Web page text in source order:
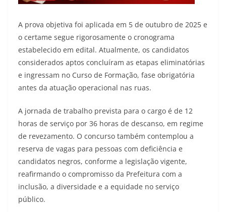
A prova objetiva foi aplicada em 5 de outubro de 2025 e
o certame segue rigorosamente o cronograma
estabelecido em edital. Atualmente, os candidatos
considerados aptos concluíram as etapas eliminatórias
e ingressam no Curso de Formação, fase obrigatória
antes da atuação operacional nas ruas.
A jornada de trabalho prevista para o cargo é de 12
horas de serviço por 36 horas de descanso, em regime
de revezamento. O concurso também contemplou a
reserva de vagas para pessoas com deficiência e
candidatos negros, conforme a legislação vigente,
reafirmando o compromisso da Prefeitura com a
inclusão, a diversidade e a equidade no serviço
público.